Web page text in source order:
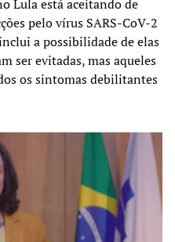
Lula está aceitando de
pelo vírus SARS-CoV-2
a possibilidade de elas
ser evitadas, mas aqueles
os sintomas debilitantes